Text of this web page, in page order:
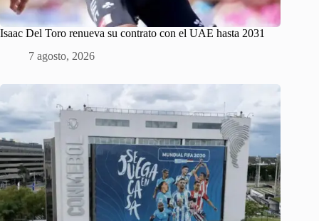
Isaac Del Toro renueva su contrato con el UAE hasta 2031
7 agosto, 2026